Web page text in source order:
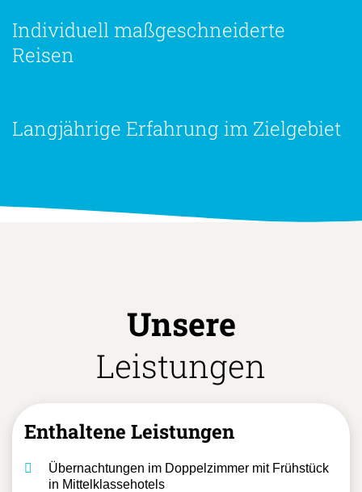
Individuell maßgeschneiderte
Reisen
Langjährige Erfahrung im Zielgebiet
Unsere
Leistungen
Enthaltene Leistungen
Übernachtungen im Doppelzimmer mit Frühstück
in Mittelklassehotels